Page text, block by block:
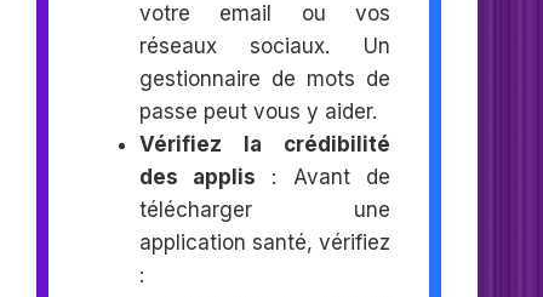
votre email ou vos
réseaux sociaux. Un
gestionnaire de mots de
passe peut vous y aider.
Vérifiez la crédibilité
des applis : Avant de
télécharger une
application santé, vérifiez
: